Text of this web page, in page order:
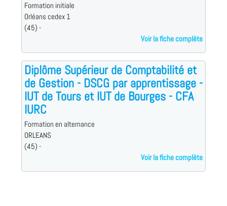
Formation initiale
Orléans cedex 1
(45) -
Voir la fiche complète
Diplôme Supérieur de Comptabilité et
de Gestion - DSCG par apprentissage -
IUT de Tours et IUT de Bourges - CFA
IURC
Formation en alternance
ORLEANS
(45) -
Voir la fiche complète